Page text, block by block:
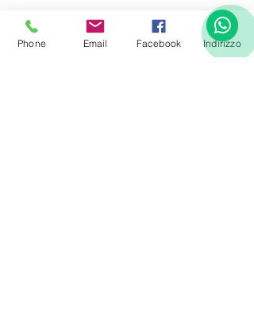
Phone Email Facebook Indirizzo